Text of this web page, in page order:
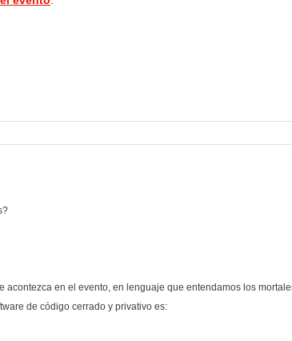
en el evento, en lenguaje que entendamos los
de código cerrado y privativo es: